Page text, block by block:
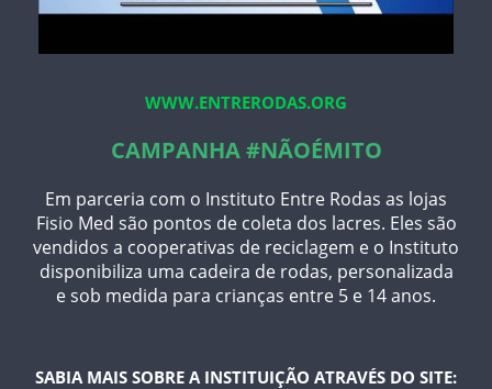
WWW.ENTRERODAS.ORG
CAMPANHA #NÃOÉMITO
Em parceria com o Instituto Entre Rodas as lojas
Fisio Med são pontos de coleta dos lacres. Eles são
vendidos a cooperativas de reciclagem e o Instituto
disponibiliza uma cadeira de rodas, personalizada
e sob medida para crianças entre 5 e 14 anos.
SABIA MAIS SOBRE A INSTITUIÇÃO ATRAVÉS DO SITE: